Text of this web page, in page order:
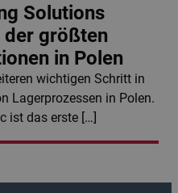
Solutions
größten
in Polen
wichtigen Schritt in
Lagerprozessen in Polen.
ist das erste […]